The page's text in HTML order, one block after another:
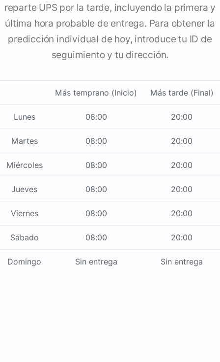
reparte UPS por la tarde, incluyendo la primera y
última hora probable de entrega. Para obtener la
predicción individual de hoy, introduce tu ID de
seguimiento y tu dirección.
Más temprano (Inicio) Más tarde (Final)
Lunes 08:00 20:00
Martes 08:00 20:00
Miércoles 08:00 20:00
Jueves 08:00 20:00
Viernes 08:00 20:00
Sábado 08:00 20:00
Domingo Sin entrega Sin entrega